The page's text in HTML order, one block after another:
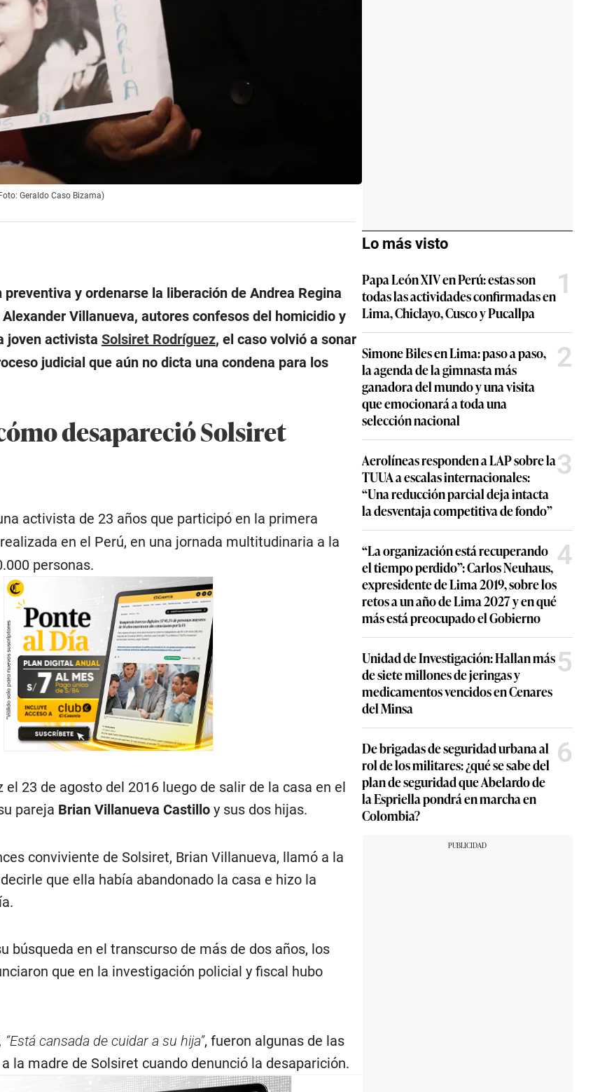
Geraldo Caso Bizama)
y ordenarse la liberación de Andrea Regina
Villanueva, autores confesos del homicidio y
joven activista Solsiret Rodríguez, el caso volvió a sonar
judicial que aún no dicta una condena para los
desapareció Solsiret
activista de 23 años que participó en la primera
realizada en el Perú, en una jornada multitudinaria a la
personas.
23 de agosto del 2016 luego de salir de la casa en el
pareja Brian Villanueva Castillo y sus dos hijas.
conviviente de Solsiret, Brian Villanueva, llamó a la
que ella había abandonado la casa e hizo la
búsqueda en el transcurso de más de dos años, los
que en la investigación policial y fiscal hubo
cansada de cuidar a su hija”, fueron algunas de las
la madre de Solsiret cuando denunció la desaparición.
Lo más visto
Papa León XIV en Perú: estas son
todas las actividades confirmadas en
Lima, Chiclayo, Cusco y Pucallpa
1
Simone Biles en Lima: paso a paso,
la agenda de la gimnasta más
ganadora del mundo y una visita
que emocionará a toda una
selección nacional
2
Aerolíneas responden a LAP sobre la
TUUA a escalas internacionales:
“Una reducción parcial deja intacta
la desventaja competitiva de fondo”
3
“La organización está recuperando
el tiempo perdido”: Carlos Neuhaus,
expresidente de Lima 2019, sobre los
retos a un año de Lima 2027 y en qué
más está preocupado el Gobierno
4
Unidad de Investigación: Hallan más
de siete millones de jeringas y
medicamentos vencidos en Cenares
del Minsa
5
De brigadas de seguridad urbana al
rol de los militares: ¿qué se sabe del
plan de seguridad que Abelardo de
la Espriella pondrá en marcha en
Colombia?
6